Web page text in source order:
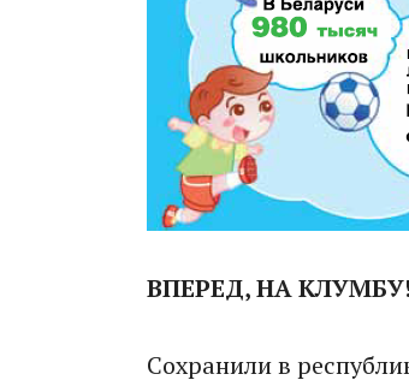
ВПЕРЕД, НА КЛУМБУ!
Сохранили в